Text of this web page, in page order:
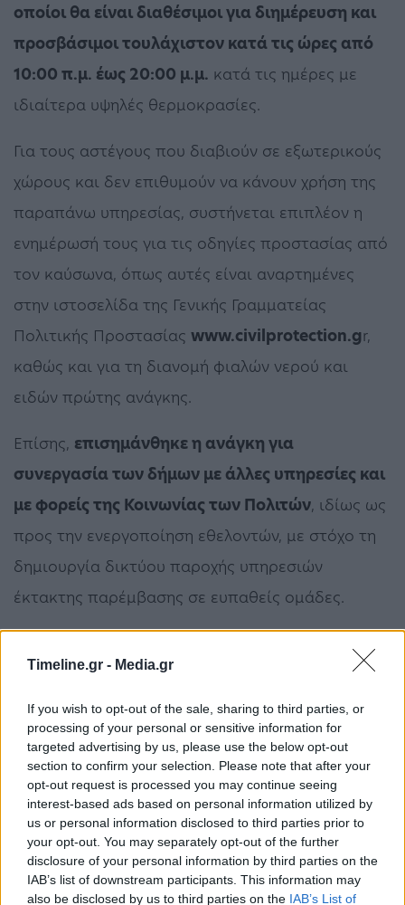
Timeline.gr - Media.gr
If you wish to opt-out of the sale, sharing to third parties, or
processing of your personal or sensitive information for
targeted advertising by us, please use the below opt-out
section to confirm your selection. Please note that after your
opt-out request is processed you may continue seeing
interest-based ads based on personal information utilized by
us or personal information disclosed to third parties prior to
your opt-out. You may separately opt-out of the further
disclosure of your personal information by third parties on the
IAB’s list of downstream participants. This information may
also be disclosed by us to third parties on the IAB’s List of
οποίοι θα είναι διαθέσιμοι για διημέρευση και
προσβάσιμοι τουλάχιστον κατά τις ώρες από
10:00 π.μ. έως 20:00 μ.μ. κατά τις ημέρες με
ιδιαίτερα υψηλές θερμοκρασίες.
Για τους αστέγους που διαβιούν σε εξωτερικούς
χώρους και δεν επιθυμούν να κάνουν χρήση της
παραπάνω υπηρεσίας, συστήνεται επιπλέον η
ενημέρωσή τους για τις οδηγίες προστασίας από
τον καύσωνα, όπως αυτές είναι αναρτημένες
στην ιστοσελίδα της Γενικής Γραμματείας
Πολιτικής Προστασίας www.civilprotection.gr,
καθώς και για τη διανομή φιαλών νερού και
ειδών πρώτης ανάγκης.
Επίσης, επισημάνθηκε η ανάγκη για
συνεργασία των δήμων με άλλες υπηρεσίες και
με φορείς της Κοινωνίας των Πολιτών, ιδίως ως
προς την ενεργοποίηση εθελοντών, με στόχο τη
δημιουργία δικτύου παροχής υπηρεσιών
έκτακτης παρέμβασης σε ευπαθείς ομάδες.
ΠΡΟΗΓΟΎΜΕΝΟ ΆΡΘΡΟ
«Πλωτός χρυσός» αξίας
500.000 ευρώ: Βρέθηκε
στο στομάχι νεκρής
φάλαινας
ΕΠΌΜΕΝΟ ΆΡΘΡΟ
Κρίσιμο ραντεβού του
Open με την Μπέττυ
Μαγγίρα